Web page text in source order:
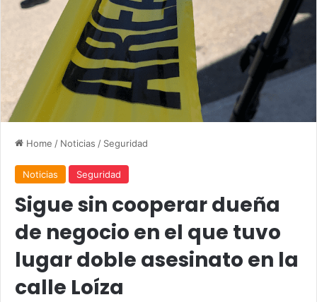
Home / Noticias / Seguridad
Noticias Seguridad
Sigue sin cooperar dueña
de negocio en el que tuvo
lugar doble asesinato en la
calle Loíza